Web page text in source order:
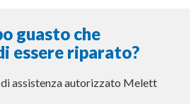
guasto che
essere riparato?
assistenza autorizzato Melett